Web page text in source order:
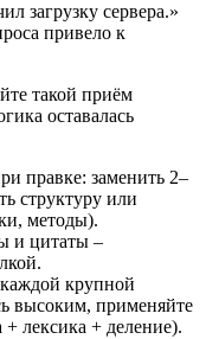
загрузку сервера.»
привело к
такой приём
оставалась
правке: заменить 2–
структуру или
методы).
и цитаты –
крупной
высоким, применяйте
лексика + деление).